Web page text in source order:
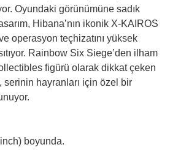
Oyundaki görünümüne sadık
Hibana’nın ikonik X-KAIROS
operasyon teçhizatını yüksek
Rainbow Six Siege’den ilham
figürü olarak dikkat çeken
serinin hayranları için özel bir
boyunda.